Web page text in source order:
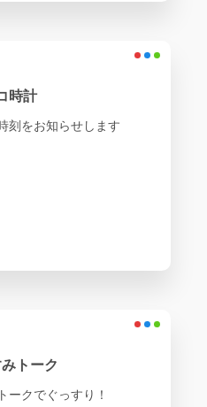
時計
刻をお知らせします
トーク
ークでぐっすり！